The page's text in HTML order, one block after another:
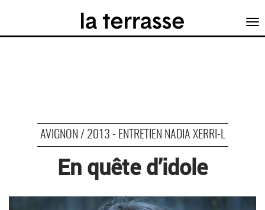
AVIGNON / 2013 - ENTRETIEN NADIA XERRI-L
En quête d’idole